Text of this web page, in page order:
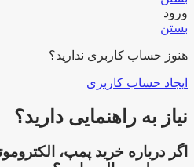
ورود
بستن
هنوز حساب کاربری ندارید؟
ایجاد حساب کاربری
نیاز به راهنمایی دارید؟
اگر درباره خرید پمپ،